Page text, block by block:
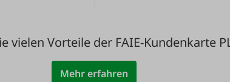
vielen Vorteile der FAIE-Kundenkarte
Mehr erfahren